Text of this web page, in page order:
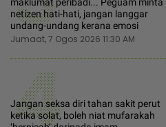
netizen hati-hati, jangan langgar
undang-undang kerana emosi
Jumaat, 7 Ogos 2026 11:30 AM
4
Jangan seksa diri tahan sakit perut
ketika solat, boleh niat mufarakah